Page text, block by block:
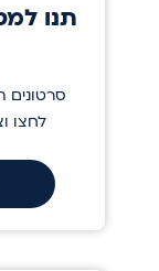
תנו
סרטונים
לחצו